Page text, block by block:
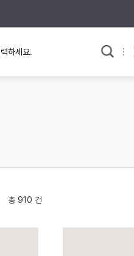
사료와 문학으로 본
조선 후기
총 910 건